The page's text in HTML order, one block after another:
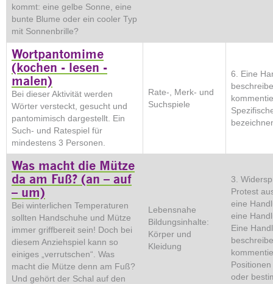
kommt: eine gelbe Sonne, eine
bunte Blume oder ein cooler Typ
mit Sonnenbrille?
Wortpantomime
(kochen - lesen -
malen)
Bei dieser Aktivität werden
Wörter versteckt, gesucht und
pantomimisch dargestellt. Ein
Such- und Ratespiel für
mindestens 3 Personen.
Rate-, Merk- und
Suchspiele
6. Eine
Was macht die Mütze
da am Fuß? (an – auf
– um)
Bei winterlichen Temperaturen
sollten Handschuhe und Mütze
immer griffbereit sein! Doch bei
diesem Anziehspiel kann so
einiges „verrutschen“. Was
macht die Mütze denn am Fuß?
Und gehört der Schal auf den
Lebensnahe
Bildungsinhalte:
Körper und
Kleidung
3.
Protest
eine
eine
Eine
oder